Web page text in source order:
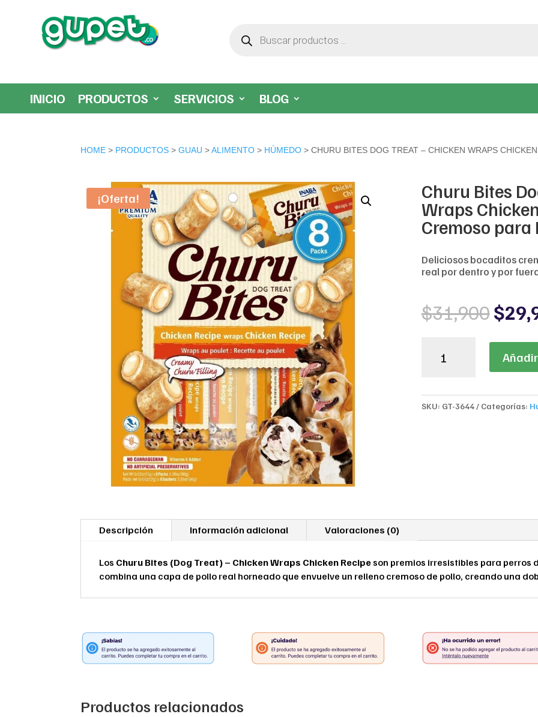
productos
INICIO PRODUCTOS SERVICIOS BLOG
HOME > PRODUCTOS >GUAU >ALIMENTO > HÚMEDO > CHURU BITES DOG TREAT – CHICKEN WRAPS
¡Oferta! Churu Bites
Wraps
Cremoso para
Deliciosos bocaditos
real por dentro y por
$31,900
price
was:
$
Bites
–
Chicken
Perros
cantidad
SKU: GT-3644 Categorías:
Descripción Información adicional Valoraciones (0)
Los Churu Bites (Dog Treat) – Chicken Wraps Chicken Recipeson premios irresistibles para perros
combina una capa de pollo real horneado que envuelve un relleno cremoso de pollo, creando una
Productos relacionados